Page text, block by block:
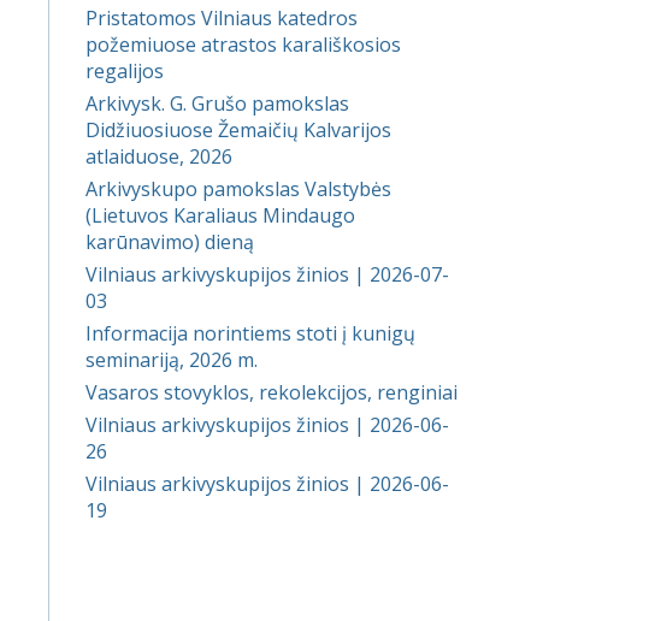
Pristatomos Vilniaus katedros
požemiuose atrastos karališkosios
regalijos
Arkivysk. G. Grušo pamokslas
Didžiuosiuose Žemaičių Kalvarijos
atlaiduose, 2026
Arkivyskupo pamokslas Valstybės
(Lietuvos Karaliaus Mindaugo
karūnavimo) dieną
Vilniaus arkivyskupijos žinios | 2026-07-
03
Informacija norintiems stoti į kunigų
seminariją, 2026 m.
Vasaros stovyklos, rekolekcijos, renginiai
Vilniaus arkivyskupijos žinios | 2026-06-
26
Vilniaus arkivyskupijos žinios | 2026-06-
19